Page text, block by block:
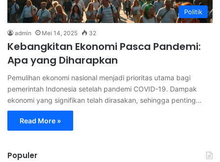
Politik
admin Mei 14, 2025 32
Kebangkitan Ekonomi Pasca Pandemi:
Apa yang Diharapkan
Pemulihan ekonomi nasional menjadi prioritas utama bagi
pemerintah Indonesia setelah pandemi COVID-19. Dampak
ekonomi yang signifikan telah dirasakan, sehingga penting…
Read More »
Populer